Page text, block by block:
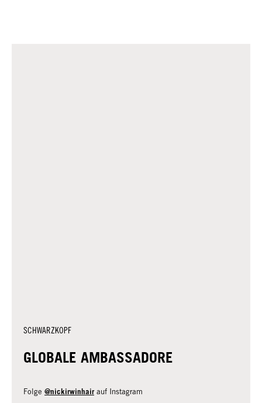
SCHWARZKOPF
GLOBALE AMBASSADORE
Folge @nickirwinhair auf Instagram